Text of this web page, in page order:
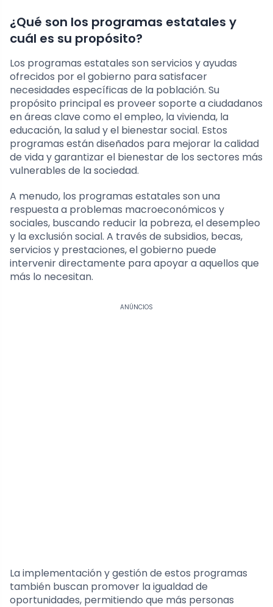
¿Qué son los programas estatales y
cuál es su propósito?
Los programas estatales son servicios y ayudas
ofrecidos por el gobierno para satisfacer
necesidades específicas de la población. Su
propósito principal es proveer soporte a ciudadanos
en áreas clave como el empleo, la vivienda, la
educación, la salud y el bienestar social. Estos
programas están diseñados para mejorar la calidad
de vida y garantizar el bienestar de los sectores más
vulnerables de la sociedad.
A menudo, los programas estatales son una
respuesta a problemas macroeconómicos y
sociales, buscando reducir la pobreza, el desempleo
y la exclusión social. A través de subsidios, becas,
servicios y prestaciones, el gobierno puede
intervenir directamente para apoyar a aquellos que
más lo necesitan.
ANÚNCIOS
La implementación y gestión de estos programas
también buscan promover la igualdad de
oportunidades, permitiendo que más personas